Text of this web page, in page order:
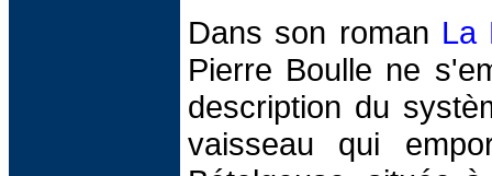
Dans son roman La
Pierre Boulle ne
description du
vaisseau qui